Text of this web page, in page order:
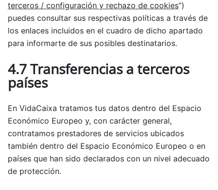
terceros / configuración y rechazo de cookies”)
puedes consultar sus respectivas políticas a través de
los enlaces incluidos en el cuadro de dicho apartado
para informarte de sus posibles destinatarios.
4.7 Transferencias a terceros
países
En VidaCaixa tratamos tus datos dentro del Espacio
Económico Europeo y, con carácter general,
contratamos prestadores de servicios ubicados
también dentro del Espacio Económico Europeo o en
países que han sido declarados con un nivel adecuado
de protección.